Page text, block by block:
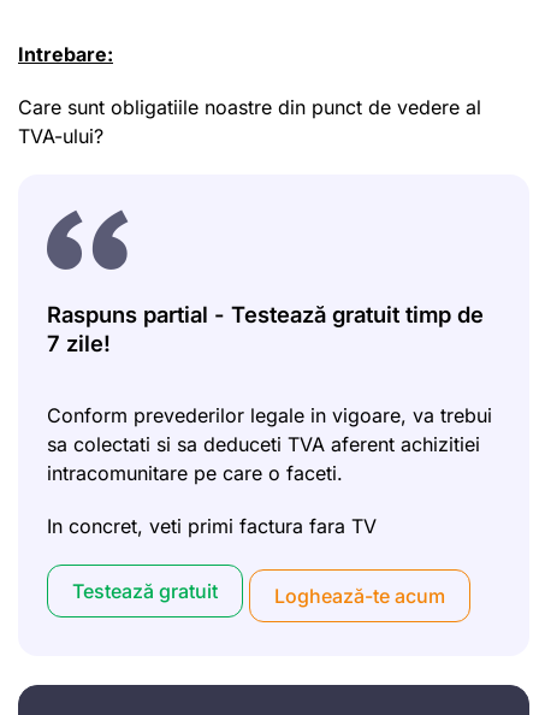
Intrebare:
Care sunt obligatiile noastre din punct de vedere al
TVA-ului?
Raspuns partial - Testează gratuit timp de
7 zile!
Conform prevederilor legale in vigoare, va trebui
sa colectati si sa deduceti TVA aferent achizitiei
intracomunitare pe care o faceti.
In concret, veti primi factura fara TV
Testează gratuit Loghează-te acum